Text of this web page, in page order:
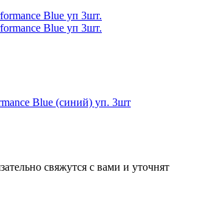
Blue (синий) уп. 3шт
свяжутся с вами и уточнят